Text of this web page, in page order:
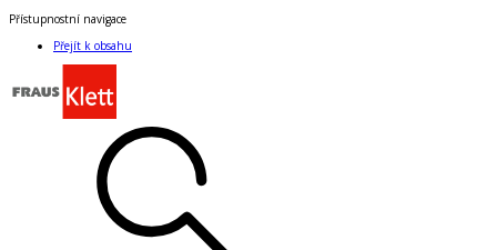
Přístupnostní navigace
Přejít k obsahu